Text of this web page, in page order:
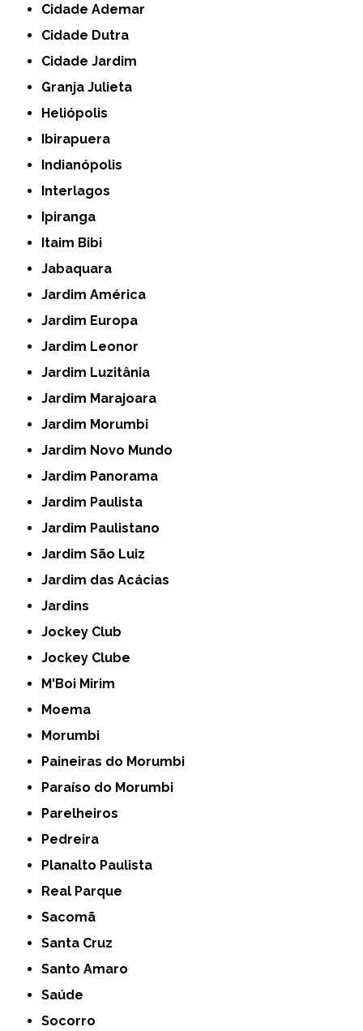
Cidade Ademar
Cidade Dutra
Cidade Jardim
Granja Julieta
Heliópolis
Ibirapuera
Indianópolis
Interlagos
Ipiranga
Itaim Bibi
Jabaquara
Jardim América
Jardim Europa
Jardim Leonor
Jardim Luzitânia
Jardim Marajoara
Jardim Morumbi
Jardim Novo Mundo
Jardim Panorama
Jardim Paulista
Jardim Paulistano
Jardim São Luiz
Jardim das Acácias
Jardins
Jockey Club
Jockey Clube
M'Boi Mirim
Moema
Morumbi
Paineiras do Morumbi
Paraíso do Morumbi
Parelheiros
Pedreira
Planalto Paulista
Real Parque
Sacomã
Santa Cruz
Santo Amaro
Saúde
Socorro